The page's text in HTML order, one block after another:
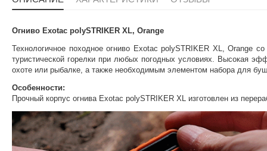
Огниво Exotac polySTRIKER XL, Orange
Технологичное походное огниво Exotac polySTRIKER XL, Orange
туристической горелки при любых погодных условиях. Высокая
охоте или рыбалке, а также необходимым элементом набора для
Особенности:
Прочный корпус огнива Exotac polySTRIKER XL изготовлен из